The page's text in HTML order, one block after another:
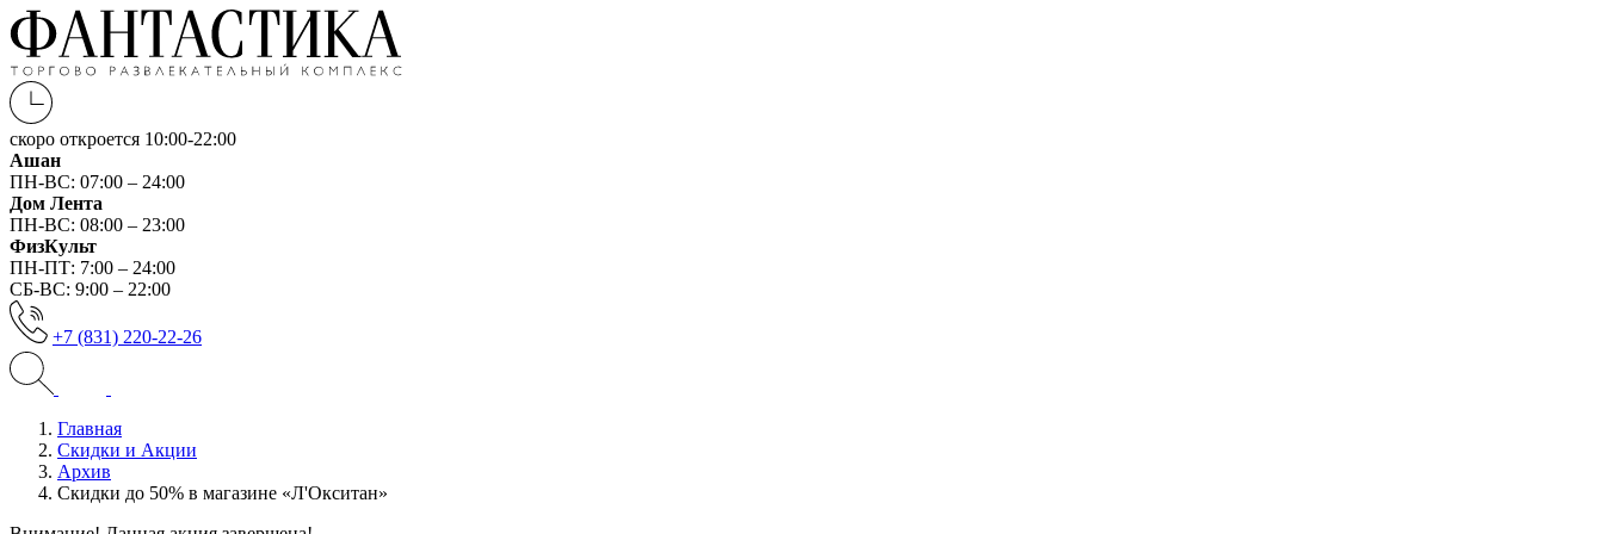
скоро откроется 10:00-22:00
Ашан
ПН-ВС: 07:00 – 24:00
Дом Лента
ПН-ВС: 08:00 – 23:00
ФизКульт
ПН-ПТ: 7:00 – 24:00
СБ-ВС: 9:00 – 22:00
+7 (831) 220-22-26
Главная
Скидки и Акции
Архив
Скидки до 50% в магазине «Л'Окситан»